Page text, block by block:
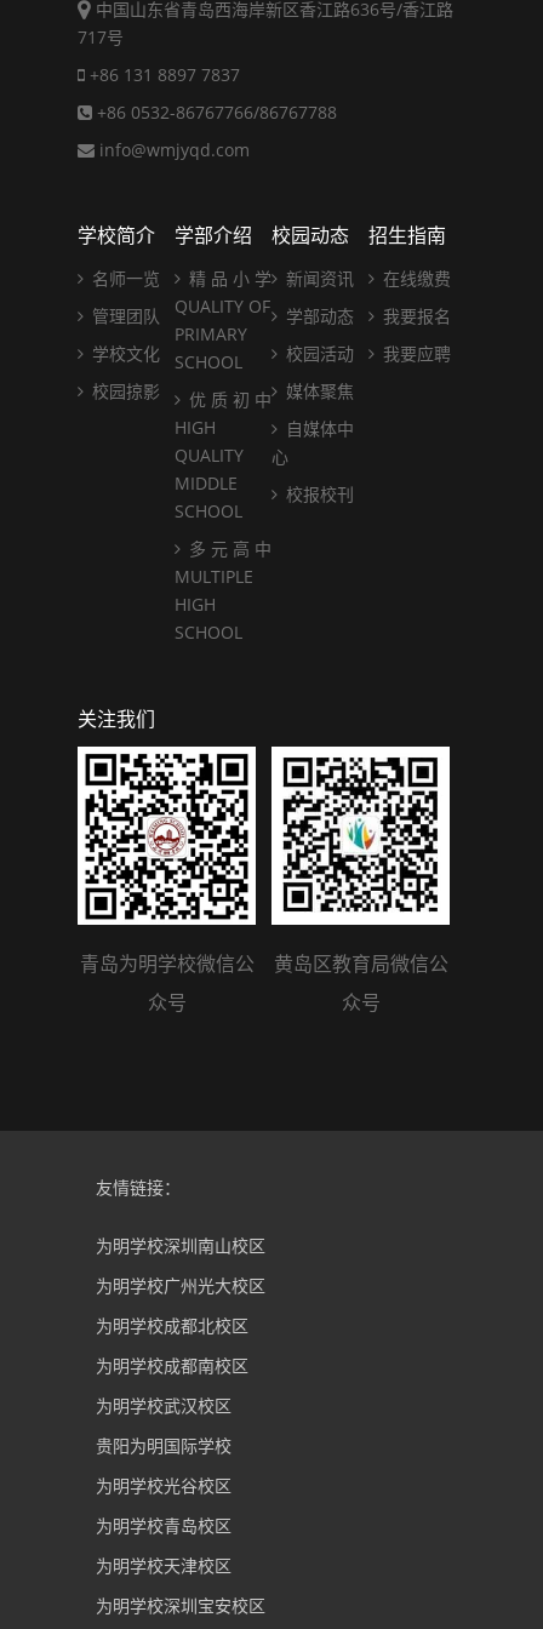
中国山东省青岛西海岸新区香江路636号/香江路
717号
+86 131 8897 7837
+86 0532-86767766/86767788
info@wmjyqd.com
学校简介
名师一览
管理团队
学校文化
校园掠影
学部介绍
精 品 小 学
QUALITY OF
PRIMARY
SCHOOL
优 质 初 中
HIGH
QUALITY
MIDDLE
SCHOOL
多 元 高 中
MULTIPLE
HIGH
SCHOOL
校园动态
新闻资讯
学部动态
校园活动
媒体聚焦
自媒体中
心
校报校刊
招生指南
在线缴费
我要报名
我要应聘
关注我们
青岛为明学校微信公
众号
黄岛区教育局微信公
众号
友情链接：
为明学校深圳南山校区
为明学校广州光大校区
为明学校成都北校区
为明学校成都南校区
为明学校武汉校区
贵阳为明国际学校
为明学校光谷校区
为明学校青岛校区
为明学校天津校区
为明学校深圳宝安校区